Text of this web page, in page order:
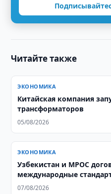
Читайте также
ЭКОНОМИКА
Китайская компания
трансформаторов
05/08/2026
ЭКОНОМИКА
Узбекистан и MPOC
международные
07/08/2026